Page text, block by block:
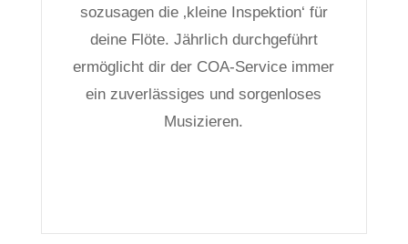
sozusagen die ‚kleine Inspektion‘ für
deine Flöte. Jährlich durchgeführt
ermöglicht dir der COA-Service immer
ein zuverlässiges und sorgenloses
Musizieren.